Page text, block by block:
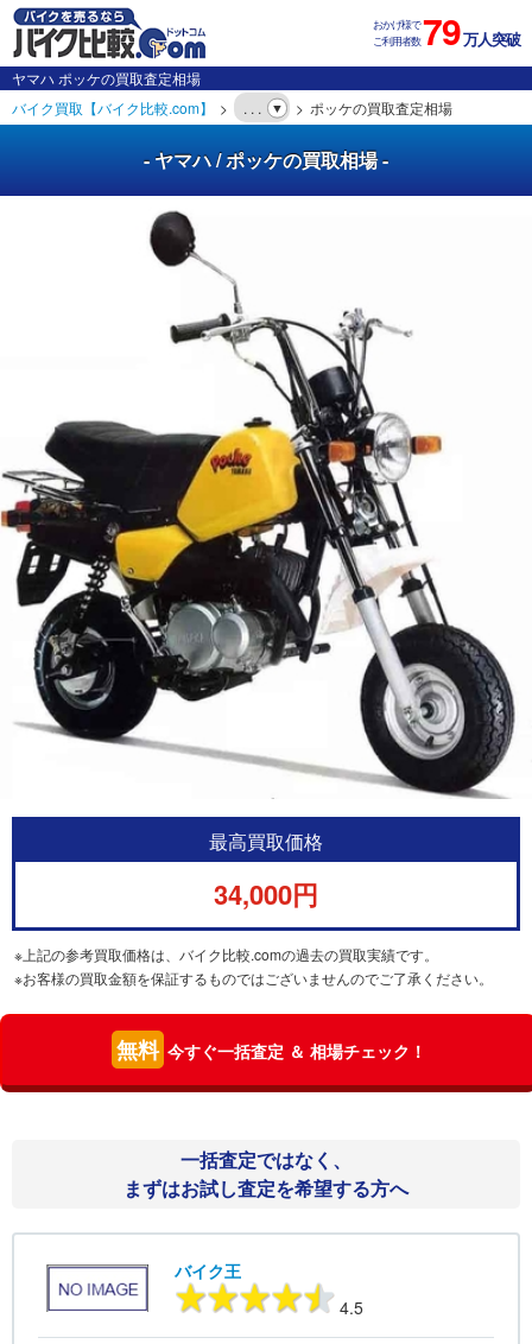
おかげ様で
ご利用者数79万人突破
ヤマハ ポッケの買取査定相場
バイク買取【バイク比較.com】
. . . ポッケの買取査定相場
- ヤマハ / ポッケの買取相場 -
最高買取価格
34,000円
※上記の参考買取価格は、バイク比較.comの過去の買取実績です。
※お客様の買取金額を保証するものではございませんのでご了承ください。
無料 今すぐ一括査定 ＆ 相場チェック！
一括査定ではなく、
まずはお試し査定を希望する方へ
バイク王
4.5